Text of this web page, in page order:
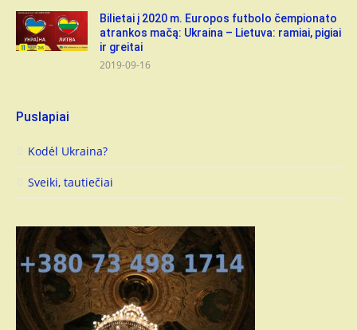
Bilietai į 2020 m. Europos futbolo čempionato
atrankos mačą: Ukraina – Lietuva: ramiai, pigiai
ir greitai
2019-09-16
Puslapiai
Kodėl Ukraina?
Sveiki, tautiečiai